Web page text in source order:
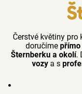
Čerstvé květiny
doručíme přímo
Šternberku a okolí.
vozy a s